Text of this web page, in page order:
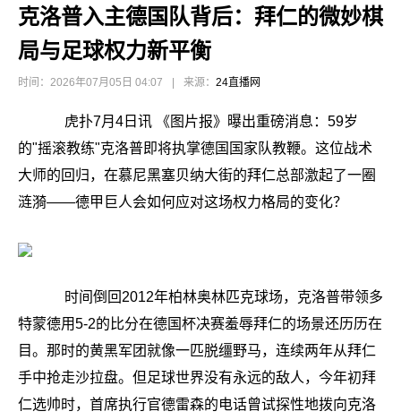
克洛普入主德国队背后：拜仁的微妙棋
局与足球权力新平衡
时间：2026年07月05日 04:07 来源： 24直播网
虎扑7月4日讯 《图片报》曝出重磅消息：59岁
的"摇滚教练"克洛普即将执掌德国国家队教鞭。这位战术
大师的回归，在慕尼黑塞贝纳大街的拜仁总部激起了一圈
涟漪——德甲巨人会如何应对这场权力格局的变化？
时间倒回2012年柏林奥林匹克球场，克洛普带领多
特蒙德用5-2的比分在德国杯决赛羞辱拜仁的场景还历历在
目。那时的黄黑军团就像一匹脱缰野马，连续两年从拜仁
手中抢走沙拉盘。但足球世界没有永远的敌人，今年初拜
仁选帅时，首席执行官德雷森的电话曾试探性地拨向克洛